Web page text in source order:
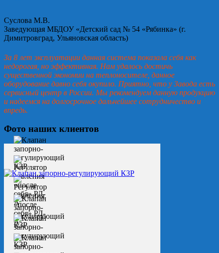
Суслова М.В.
Заведующая МБДОУ «Детский сад № 54 «Рябинка» (г.
Димитровград, Ульяновская область)
За 8 лет эксплуатации данная система показала себя как
недорогая, но эффективная. Нам удалось достичь
существенной экономии на теплоносителе, данное
оборудование давно себя окупило. Приятно, что у Завода есть
сервисный центр в России. Мы рекомендуем данную продукцию
и надеемся на долгосрочное дальнейшее сотрудничество и
впредь.
Фото наших клиентов